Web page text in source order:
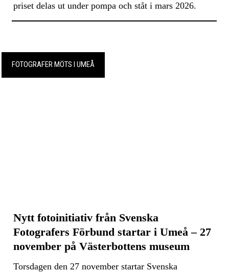
priset delas ut under pompa och ståt i mars 2026.
FOTOGRAFER MÖTS I UMEÅ
Nytt fotoinitiativ från Svenska
Fotografers Förbund startar i Umeå – 27
november på Västerbottens museum
Torsdagen den 27 november startar Svenska